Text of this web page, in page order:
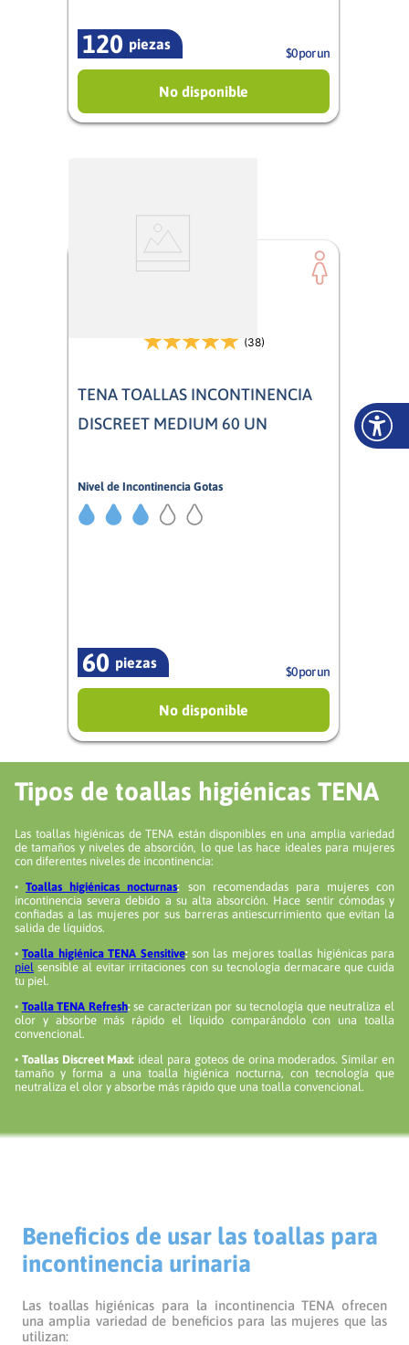
piezas
120 $0 por un
No disponible
(38)
TENA TOALLAS INCONTINENCIA
DISCREET MEDIUM 60 UN
Nivel de Incontinencia Gotas
3/5
piezas
60 $0 por un
No disponible
Tipos de toallas higiénicas TENA
Las toallas higiénicas de TENA están disponibles en una amplia variedad
de tamaños y niveles de absorción, lo que las hace ideales para mujeres
con diferentes niveles de incontinencia:
•Toallas higiénicas nocturnas: son recomendadas para mujeres con
incontinencia severa debido a su alta absorción. Hace sentir cómodas y
confiadas a las mujeres por sus barreras antiescurrimiento que evitan la
salida de líquidos.
•Toalla higiénica TENA Sensitive:son las mejores toallas higiénicas para
piel sensible al evitar irritaciones con su tecnología dermacare que cuida
tu piel.
• Toalla TENA Refresh:se caracterizan por su tecnología que neutraliza el
olor y absorbe más rápido el líquido comparándolo con una toalla
convencional.
• Toallas Discreet Maxi: ideal para goteos de orina moderados. Similar en
tamaño y forma a una toalla higiénica nocturna, con tecnología que
neutraliza el olor y absorbe más rápido que una toalla convencional.
Beneficios de usar las toallas para
incontinencia urinaria
Las toallas higiénicas para la incontinencia TENA ofrecen
una amplia variedad de beneficios para las mujeres que las
utilizan: